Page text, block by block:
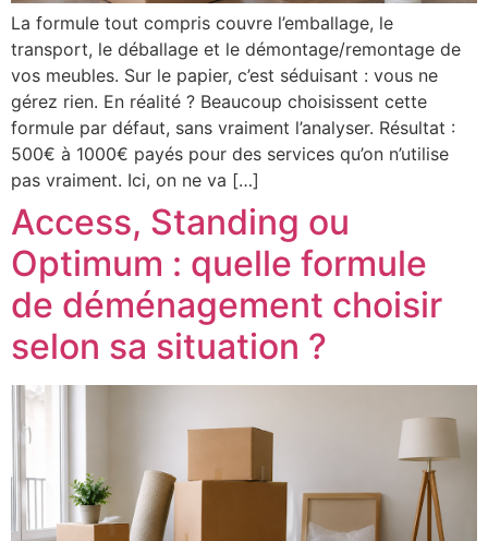
La formule tout compris couvre l’emballage, le
transport, le déballage et le démontage/remontage de
vos meubles. Sur le papier, c’est séduisant : vous ne
gérez rien. En réalité ? Beaucoup choisissent cette
formule par défaut, sans vraiment l’analyser. Résultat :
500€ à 1000€ payés pour des services qu’on n’utilise
pas vraiment. Ici, on ne va […]
Access, Standing ou
Optimum : quelle formule
de déménagement choisir
selon sa situation ?